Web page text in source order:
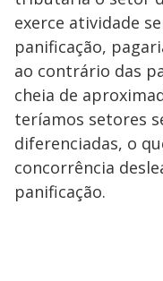
exerce atividade
panificação,
ao contrário das
cheia de
teríamos setores
diferenciadas, o
concorrência
panificação.